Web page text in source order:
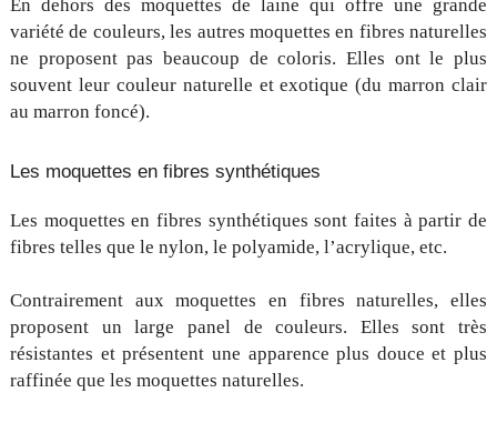
En dehors des moquettes de laine qui offre une grande
variété de couleurs, les autres moquettes en fibres naturelles
ne proposent pas beaucoup de coloris. Elles ont le plus
souvent leur couleur naturelle et exotique (du marron clair
au marron foncé).
Les moquettes en fibres synthétiques
Les moquettes en fibres synthétiques sont faites à partir de
fibres telles que le nylon, le polyamide, l’acrylique, etc.
Contrairement aux moquettes en fibres naturelles, elles
proposent un large panel de couleurs. Elles sont très
résistantes et présentent une apparence plus douce et plus
raffinée que les moquettes naturelles.